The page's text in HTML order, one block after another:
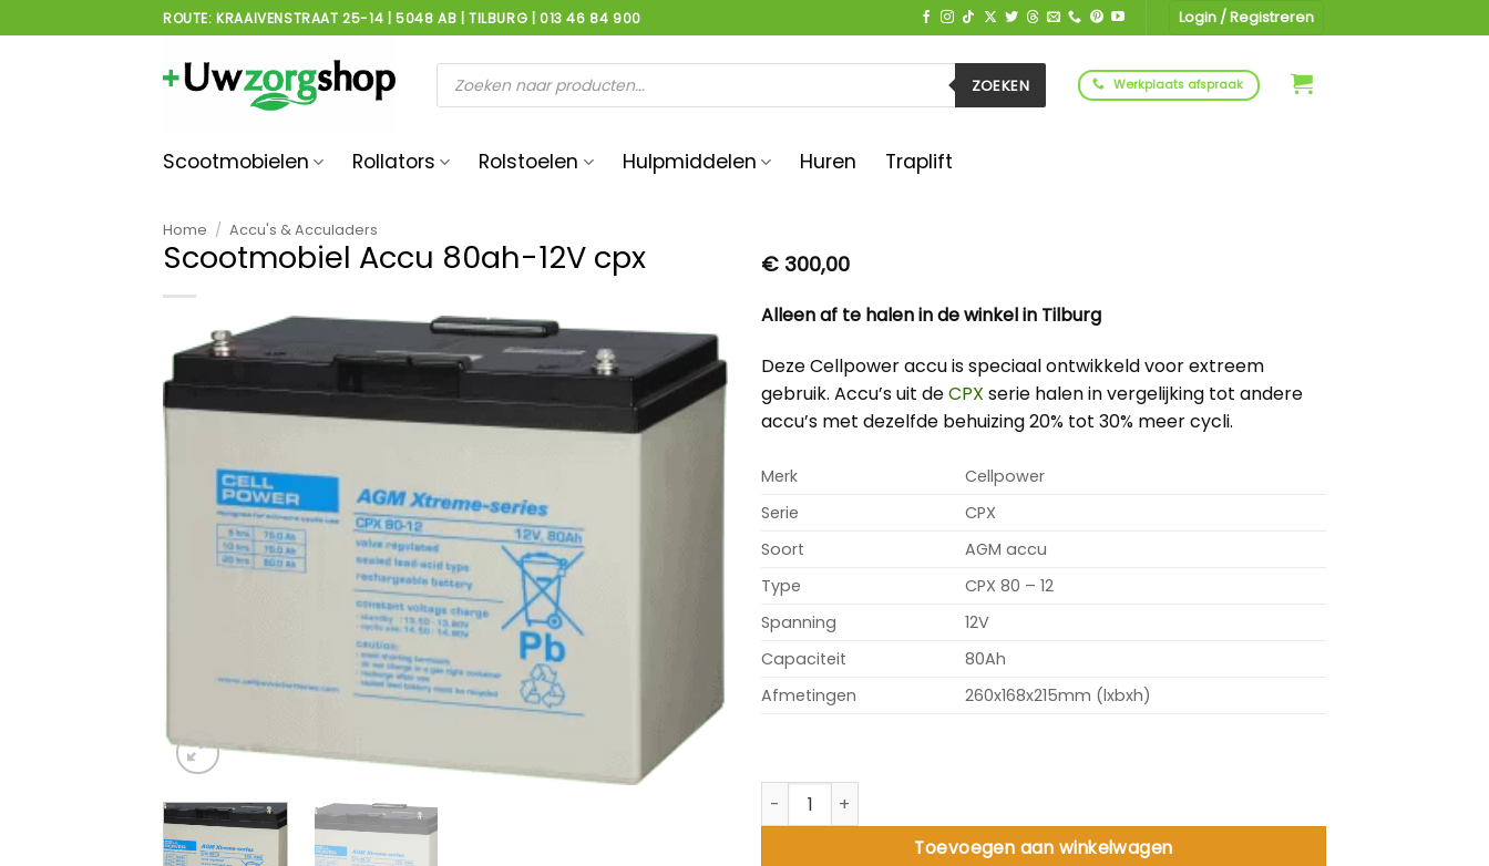
naar
ROUTE: KRAAIVENSTRAAT 25-14 | 5048 AB | TILBURG | 013 46 84 900 Login / Registreren
Producten
zoeken ZOEKEN Werkplaats afspraak
Scootmobielen Rollators Rolstoelen Hulpmiddelen Huren Traplift
Home / Accu's & Acculaders
Scootmobiel Accu 80ah-12V cpx € 300,00
Alleen af te halen in de winkel in Tilburg
Deze Cellpower accu is speciaal ontwikkeld voor extreem
gebruik. Accu’s uit deCPX serie halen in vergelijking tot andere
accu’s met dezelfde behuizing 20% tot 30% meer cycli.
Merk
Cellpower
Serie
CPX
Soort
AGM accu
Type
CPX 80 – 12
Spanning
12V
Capaciteit
80Ah
Afmetingen
260x168x215mm (lxbxh)
Scootmobiel Accu 80ah-12V cpx aantal
Toevoegen aan winkelwagen